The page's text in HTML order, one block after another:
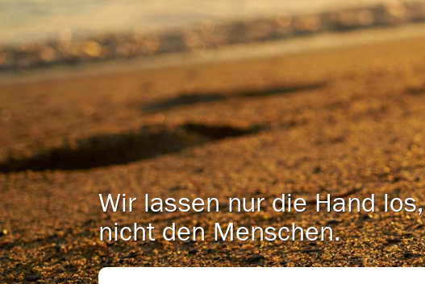
Wir lassen nur die Hand los,
nicht den Menschen.